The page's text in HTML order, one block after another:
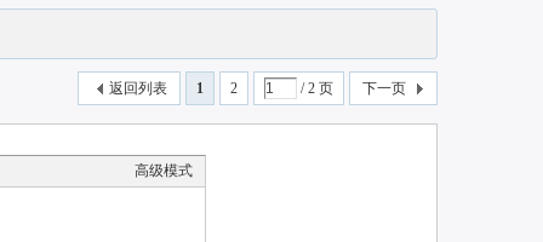
1 2 / 2 页 下一页
返回列表
高级模式